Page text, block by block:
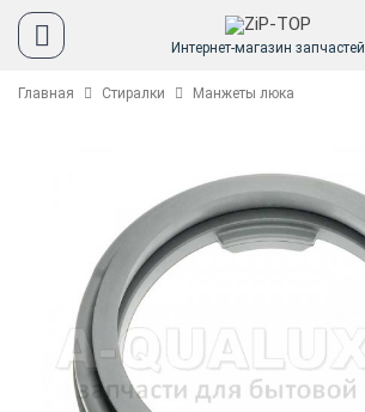
Интернет-магазин запчастей
Главная Стиралки Манжеты люка